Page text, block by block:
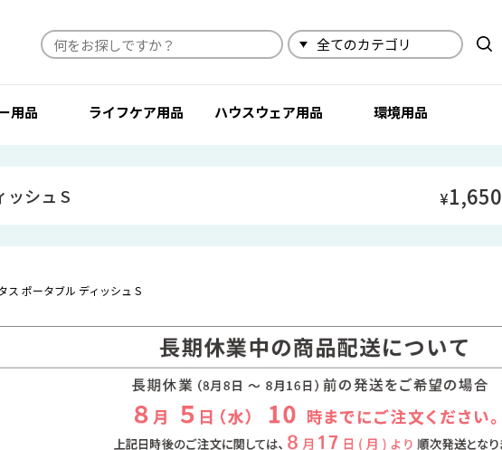
検索
用品 ライフケア用品 ハウスウェア用品 環境用品
ッシュ S ¥1,650
ス ポータブル ディッシュ S